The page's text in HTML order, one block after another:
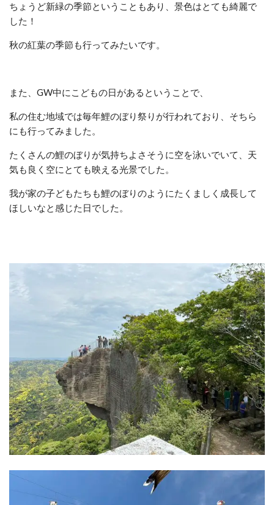
ちょうど新緑の季節ということもあり、景色はとても綺麗で
した！
秋の紅葉の季節も行ってみたいです。
また、GW中にこどもの日があるということで、
私の住む地域では毎年鯉のぼり祭りが行われており、そちら
にも行ってみました。
たくさんの鯉のぼりが気持ちよさそうに空を泳いでいて、天
気も良く空にとても映える光景でした。
我が家の子どもたちも鯉のぼりのようにたくましく成長して
ほしいなと感じた日でした。